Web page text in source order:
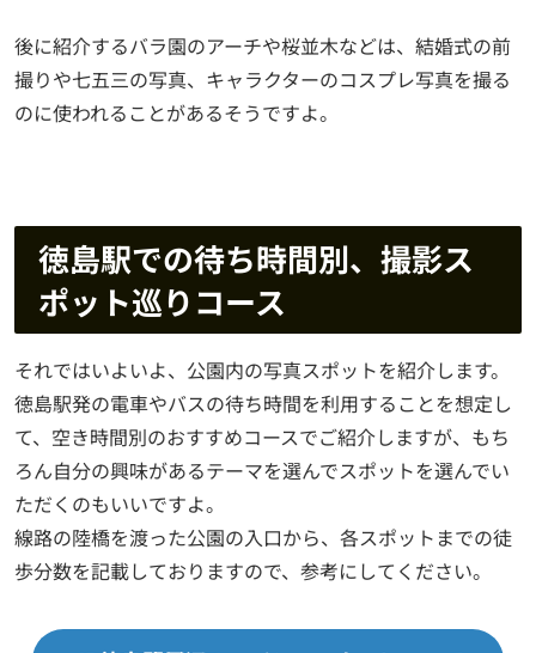
後に紹介するバラ園のアーチや桜並木などは、結婚式の前
撮りや七五三の写真、キャラクターのコスプレ写真を撮る
のに使われることがあるそうですよ。
徳島駅での待ち時間別、撮影ス
ポット巡りコース
それではいよいよ、公園内の写真スポットを紹介します。
徳島駅発の電車やバスの待ち時間を利用することを想定し
て、空き時間別のおすすめコースでご紹介しますが、もち
ろん自分の興味があるテーマを選んでスポットを選んでい
ただくのもいいですよ。
線路の陸橋を渡った公園の入口から、各スポットまでの徒
歩分数を記載しておりますので、参考にしてください。